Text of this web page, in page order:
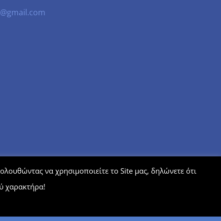
να χρησιμοποιείτε το Site μας, δηλώνετε ότι
χαρακτήρα!